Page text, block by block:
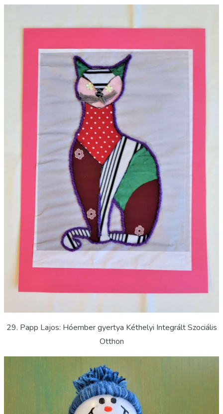
29. Papp Lajos: Hóember gyertya Kéthelyi Integrált Szociális
Otthon